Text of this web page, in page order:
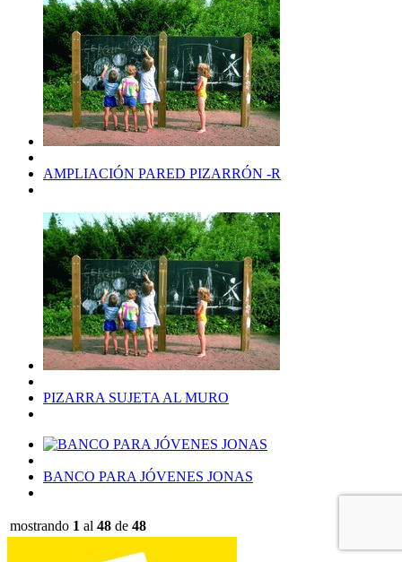
AMPLIACIÓN PARED PIZARRÓN -R
PIZARRA SUJETA AL MURO
BANCO PARA JÓVENES JONAS
mostrando 1 al 48 de 48